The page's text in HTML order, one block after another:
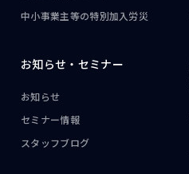
中小事業主等の特別加入労災
お知らせ・ セミナー
お知らせ
セミナー情報
スタッフブログ